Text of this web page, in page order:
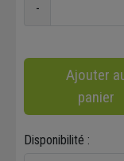
-
Ajouter
panier
Disponibilité :